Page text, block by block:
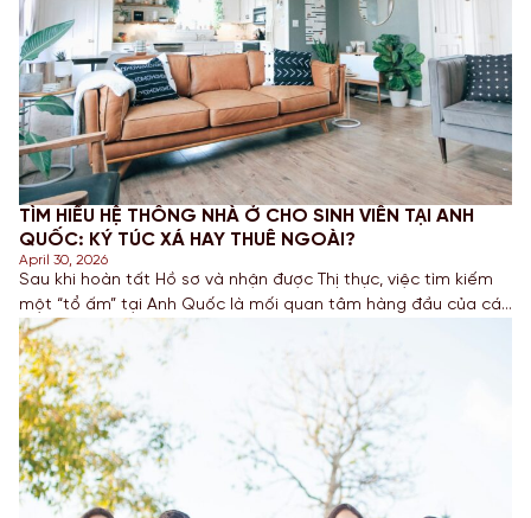
TÌM HIỂU HỆ THỐNG NHÀ Ở CHO SINH VIÊN TẠI ANH
QUỐC: KÝ TÚC XÁ HAY THUÊ NGOÀI?
April 30, 2026
Sau khi hoàn tất Hồ sơ và nhận được Thị thực, việc tìm kiếm
một “tổ ấm” tại Anh Quốc là mối quan tâm hàng đầu của các
bạn Học sinh. Việc lựa chọn đúng loại hình nhà ở không chỉ
ảnh hưởng đến ngân sách mà còn quyết định trải nghiệm
sống và kết […]